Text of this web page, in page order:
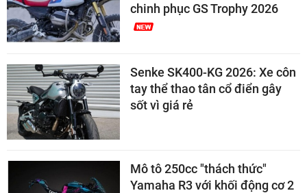
chinh phục GS Trophy 2026
Senke SK400-KG 2026: Xe côn
tay thể thao tân cổ điển gây
sốt vì giá rẻ
Mô tô 250cc "thách thức"
Yamaha R3 với khối động cơ 2